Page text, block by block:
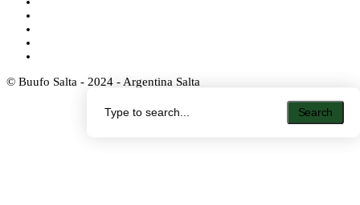
Search
Search
© Buufo Salta - 2024 - Argentina Salta